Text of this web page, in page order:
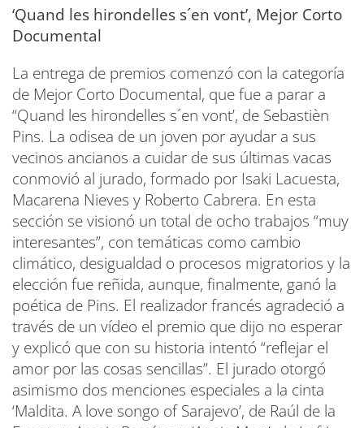
‘Quand les hirondelles s´en vont’, Mejor Corto
Documental
La entrega de premios comenzó con la categoría
de Mejor Corto Documental, que fue a parar a
“Quand les hirondelles s´en vont’, de Sebastièn
Pins. La odisea de un joven por ayudar a sus
vecinos ancianos a cuidar de sus últimas vacas
conmovió al jurado, formado por Isaki Lacuesta,
Macarena Nieves y Roberto Cabrera. En esta
sección se visionó un total de ocho trabajos “muy
interesantes”, con temáticas como cambio
climático, desigualdad o procesos migratorios y la
elección fue reñida, aunque, finalmente, ganó la
poética de Pins. El realizador francés agradeció a
través de un vídeo el premio que dijo no esperar
y explicó que con su historia intentó “reflejar el
amor por las cosas sencillas”. El jurado otorgó
asimismo dos menciones especiales a la cinta
‘Maldita. A love songo of Sarajevo’, de Raúl de la